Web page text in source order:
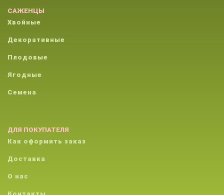
САЖЕНЦЫ
Хвойные
Декоративные
Плодовые
Ягодные
Семена
ДЛЯ ПОКУПАТЕЛЯ
Как оформить заказ
Доставка
О нас